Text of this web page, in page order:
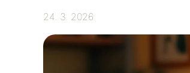
24. 3. 2026